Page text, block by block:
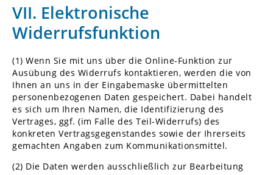
VII. Elektronische
Widerrufsfunktion
(1) Wenn Sie mit uns über die Online-Funktion zur
Ausübung des Widerrufs kontaktieren, werden die von
Ihnen an uns in der Eingabemaske übermittelten
personenbezogenen Daten gespeichert. Dabei handelt
es sich um Ihren Namen, die Identifizierung des
Vertrages, ggf. (im Falle des Teil-Widerrufs) des
konkreten Vertragsgegenstandes sowie der Ihrerseits
gemachten Angaben zum Kommunikationsmittel.
(2) Die Daten werden ausschließlich zur Bearbeitung